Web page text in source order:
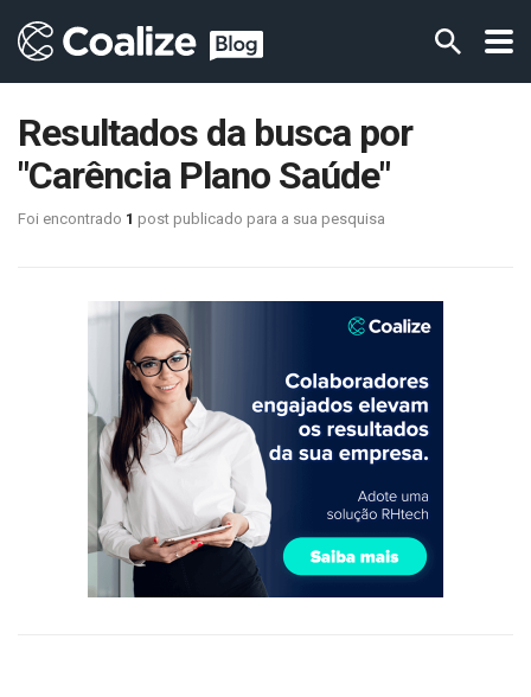
Resultados da busca por
"Carência Plano Saúde"
Foi encontrado 1 post publicado para a sua pesquisa